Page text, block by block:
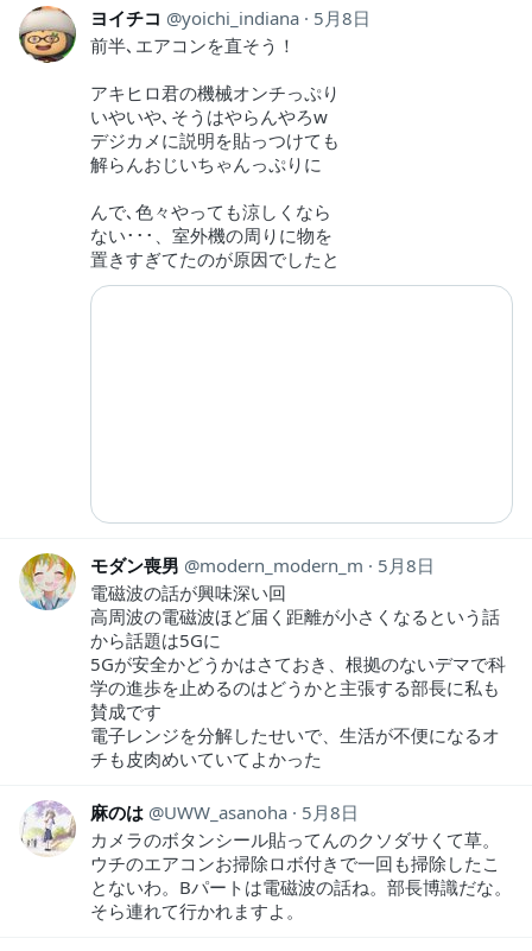
ヨイチコ yoichi_indiana
5月8日
前半､エアコンを直そう！
アキヒロ君の機械オンチっぷり
いやいや､そうはやらんやろw
デジカメに説明を貼っつけても
解らんおじいちゃんっぷりに
んで､色々やっても涼しくなら
ない･･･、室外機の周りに物を
置きすぎてたのが原因でしたと
モダン喪男 modern_modern_m
5月8日
電磁波の話が興味深い回
高周波の電磁波ほど届く距離が小さくなるという話
から話題は5Gに
5Gが安全かどうかはさておき、根拠のないデマで科
学の進歩を止めるのはどうかと主張する部長に私も
賛成です
電子レンジを分解したせいで、生活が不便になるオ
チも皮肉めいていてよかった
麻のは UWW_asanoha
5月8日
カメラのボタンシール貼ってんのクソダサくて草。
ウチのエアコンお掃除ロボ付きで一回も掃除したこ
とないわ。Bパートは電磁波の話ね。部長博識だな。
そら連れて行かれますよ。